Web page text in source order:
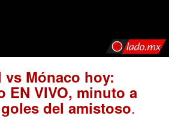
Mónaco hoy:
EN VIVO, minuto a
del amistoso.